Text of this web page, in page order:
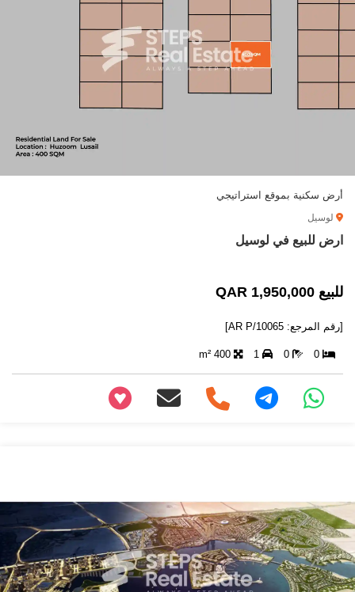
أرض سكنية بموقع استراتيجي
لوسيل
ارض للبيع في لوسيل
للبيع 1,950,000 QAR
[رقم المرجع: AR P/10065]
0
0
1
400 m²